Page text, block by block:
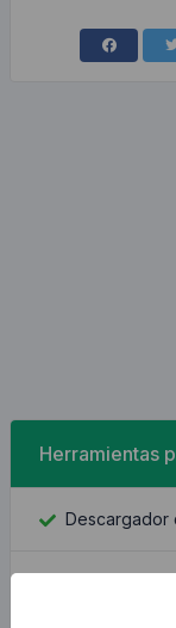
Herramientas
Descargador